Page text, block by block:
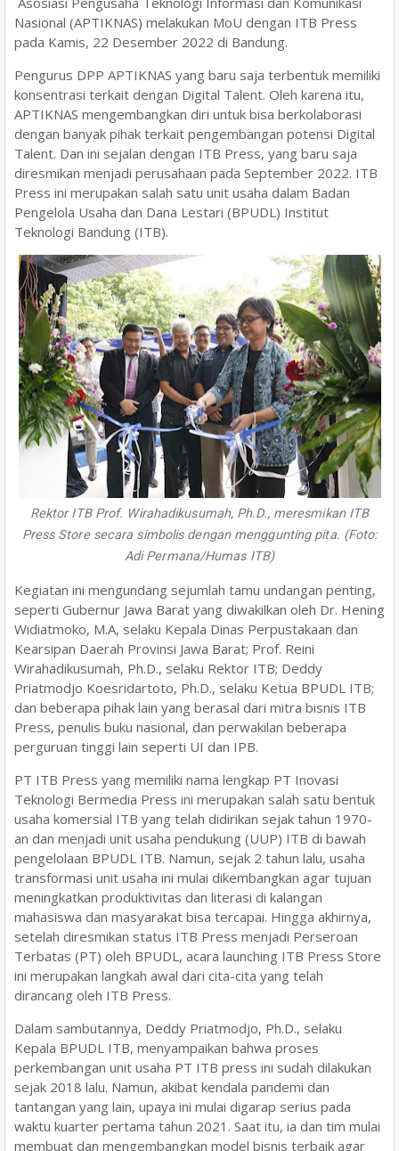
Nasional (APTIKNAS) melakukan MoU dengan ITB Press
pada Kamis, 22 Desember 2022 di Bandung.
Pengurus DPP APTIKNAS yang baru saja terbentuk memiliki
konsentrasi terkait dengan Digital Talent. Oleh karena itu,
APTIKNAS mengembangkan diri untuk bisa berkolaborasi
dengan banyak pihak terkait pengembangan potensi Digital
Talent. Dan ini sejalan dengan ITB Press, yang baru saja
diresmikan menjadi perusahaan pada September 2022. ITB
Press ini merupakan salah satu unit usaha dalam Badan
Pengelola Usaha dan Dana Lestari (BPUDL) Institut
Teknologi Bandung (ITB).
Rektor ITB Prof. Wirahadikusumah, Ph.D., meresmikan ITB
Press Store secara simbolis dengan menggunting pita. (Foto:
Adi Permana/Humas ITB)
Kegiatan ini mengundang sejumlah tamu undangan penting,
seperti Gubernur Jawa Barat yang diwakilkan oleh Dr. Hening
Widiatmoko, M.A, selaku Kepala Dinas Perpustakaan dan
Kearsipan Daerah Provinsi Jawa Barat; Prof. Reini
Wirahadikusumah, Ph.D., selaku Rektor ITB; Deddy
Priatmodjo Koesridartoto, Ph.D., selaku Ketua BPUDL ITB;
dan beberapa pihak lain yang berasal dari mitra bisnis ITB
Press, penulis buku nasional, dan perwakilan beberapa
perguruan tinggi lain seperti UI dan IPB.
PT ITB Press yang memiliki nama lengkap PT Inovasi
Teknologi Bermedia Press ini merupakan salah satu bentuk
usaha komersial ITB yang telah didirikan sejak tahun 1970-
an dan menjadi unit usaha pendukung (UUP) ITB di bawah
pengelolaan BPUDL ITB. Namun, sejak 2 tahun lalu, usaha
transformasi unit usaha ini mulai dikembangkan agar tujuan
meningkatkan produktivitas dan literasi di kalangan
mahasiswa dan masyarakat bisa tercapai. Hingga akhirnya,
setelah diresmikan status ITB Press menjadi Perseroan
Terbatas (PT) oleh BPUDL, acara launching ITB Press Store
ini merupakan langkah awal dari cita-cita yang telah
dirancang oleh ITB Press.
Dalam sambutannya, Deddy Priatmodjo, Ph.D., selaku
Kepala BPUDL ITB, menyampaikan bahwa proses
perkembangan unit usaha PT ITB press ini sudah dilakukan
sejak 2018 lalu. Namun, akibat kendala pandemi dan
tantangan yang lain, upaya ini mulai digarap serius pada
waktu kuarter pertama tahun 2021. Saat itu, ia dan tim mulai
membuat dan mengembangkan model bisnis terbaik agar